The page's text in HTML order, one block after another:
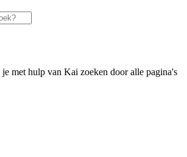
met hulp van Kai zoeken door alle pagina's